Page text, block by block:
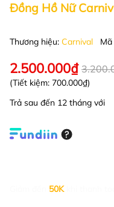
Đồng Hồ Nữ
Thương hiệu: Carnival
2.500.000₫
(Tiết kiệm: 700.000₫)
Trả sau đến 12 tháng với
50K